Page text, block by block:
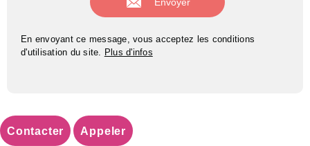
En envoyant ce message, vous acceptez les conditions
d'utilisation du site. Plus d'infos
Contacter Appeler